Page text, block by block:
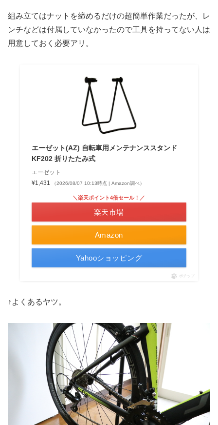
組み立てはナットを締めるだけの超簡単作業だったが、レ
ンチなどは付属していなかったので工具を持ってない人は
用意しておく必要アリ。
エーゼット(AZ) 自転車用メンテナンススタンド
KF202 折りたたみ式
エーゼット
¥1,431
（2026/08/07 10:13時点 | Amazon調べ）
Amazon
＼楽天ポイント4倍セール！／
楽天市場
Yahooショッピング
ポチップ
↑よくあるヤツ。